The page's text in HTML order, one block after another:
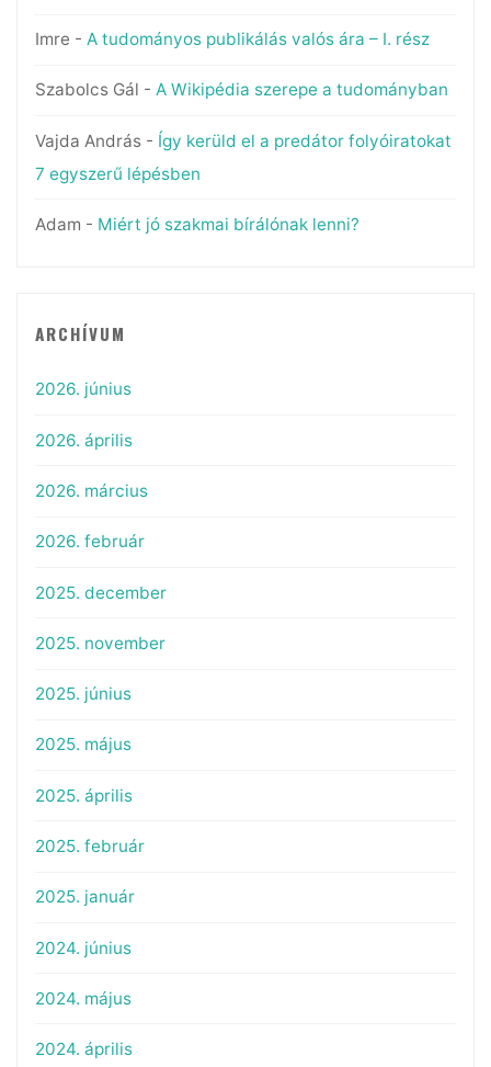
Imre - A tudományos publikálás valós ára – I. rész
Szabolcs Gál - A Wikipédia szerepe a tudományban
Vajda András- Így kerüld el a predátor folyóiratokat
7 egyszerű lépésben
Adam - Miért jó szakmai bírálónak lenni?
ARCHÍVUM
2026. június
2026. április
2026. március
2026. február
2025. december
2025. november
2025. június
2025. május
2025. április
2025. február
2025. január
2024. június
2024. május
2024. április